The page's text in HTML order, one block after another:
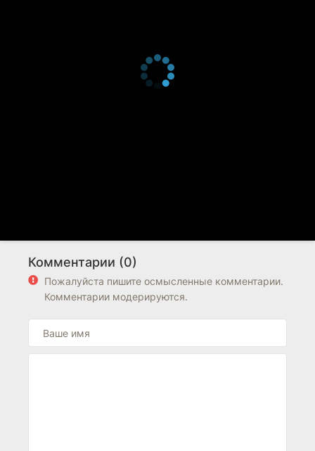
Комментарии (0)
Пожалуйста пишите осмысленные комментарии.
Комментарии модерируются.